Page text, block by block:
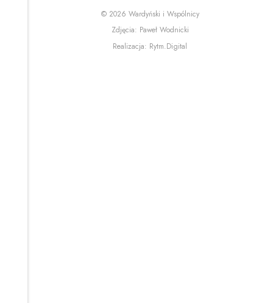
© 2026 Wardyński i WspólnicyUwaga, link zostanie
Zdjęcia: Paweł WodnickiUwaga, link zostanie
Realizacja: Rytm.Digital